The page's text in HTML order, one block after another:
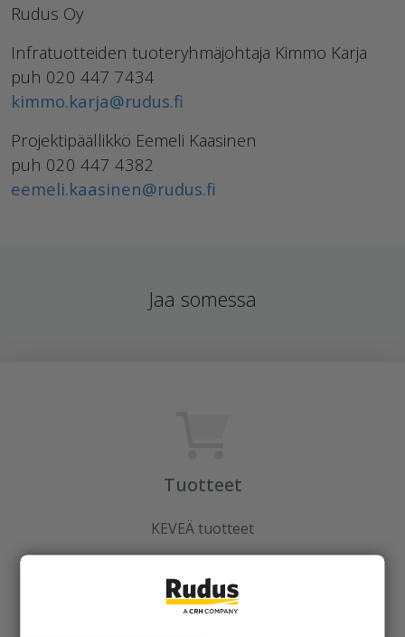
Rudus Oy
Infratuotteiden tuoteryhmäjohtaja Kimmo Karja
puh 020 447 7434
kimmo.karja@rudus.fi
Projektipäällikkö Eemeli Kaasinen
puh 020 447 4382
eemeli.kaasinen@rudus.fi
Jaa somessa
Tuotteet
KEVEÄ tuotteet
Pihakivet ja maisematuotteet